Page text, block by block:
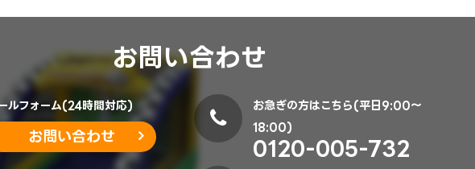
お問い合わせ
ルフォーム(24時間対応)
お問い合わせ
お急ぎの方はこちら(平日9:00～
18:00)
0120-005-732